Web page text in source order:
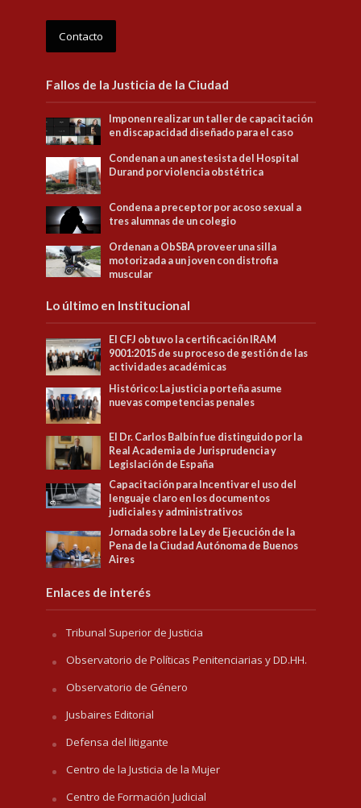
Contacto
Fallos de la Justicia de la Ciudad
Imponen realizar un taller de capacitación
en discapacidad diseñado para el caso
Condenan a un anestesista del Hospital
Durand por violencia obstétrica
Condena a preceptor por acoso sexual a
tres alumnas de un colegio
Ordenan a ObSBA proveer una silla
motorizada a un joven con distrofia
muscular
Lo último en Institucional
El CFJ obtuvo la certificación IRAM
9001:2015 de su proceso de gestión de las
actividades académicas
Histórico: La justicia porteña asume
nuevas competencias penales
El Dr. Carlos Balbín fue distinguido por la
Real Academia de Jurisprudencia y
Legislación de España
Capacitación para Incentivar el uso del
lenguaje claro en los documentos
judiciales y administrativos
Jornada sobre la Ley de Ejecución de la
Pena de la Ciudad Autónoma de Buenos
Aires
Enlaces de interés
Tribunal Superior de Justicia
Observatorio de Políticas Penitenciarias y DD.HH.
Observatorio de Género
Jusbaires Editorial
Defensa del litigante
Centro de la Justicia de la Mujer
Centro de Formación Judicial